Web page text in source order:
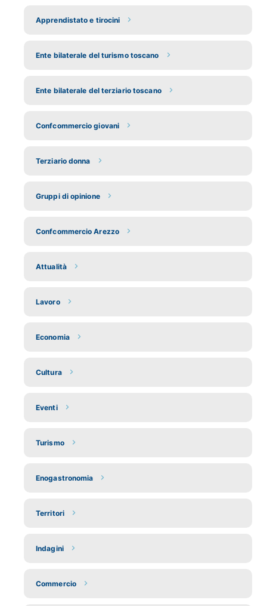
Apprendistato e tirocini
Ente bilaterale del turismo toscano
Ente bilaterale del terziario toscano
Confcommercio giovani
Terziario donna
Gruppi di opinione
Confcommercio Arezzo
Attualità
Lavoro
Economia
Cultura
Eventi
Turismo
Enogastronomia
Territori
Indagini
Commercio